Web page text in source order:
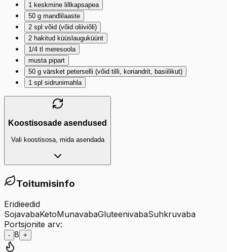
1 keskmine lillkapsapea
50 g mandlilaaste
2 spl võid (võid oliiviõli)
2 hakitud küüslauguküünt
1/4 tl meresoola
musta pipart
50 g värsket peterselli (võid tilli, koriandrit, basiilikut)
1 spl sidrunimahla
Koostisosade asendused
Vali koostisosa, mida asendada
Toitumisinfo
Eridieedid
SojavabaKetoMunavabaGluteenivabaSuhkruvaba
Portsjonite arv:
- 8 +